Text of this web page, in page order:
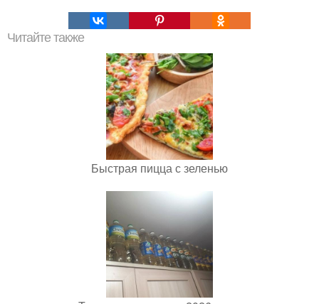
Читайте также
Быстрая пицца с зеленью